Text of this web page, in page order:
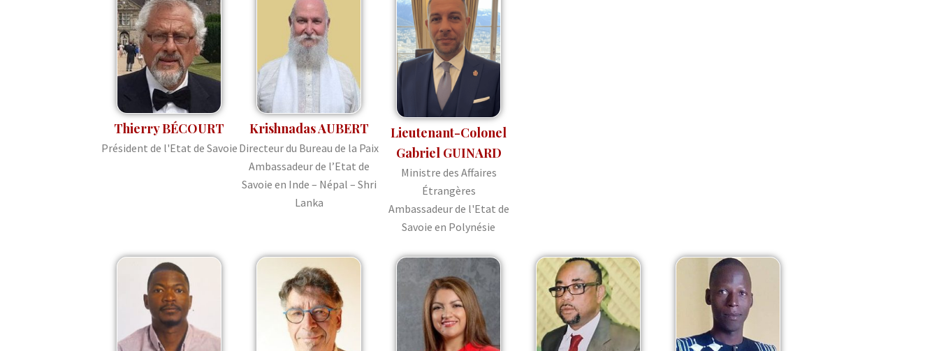
Thierry BÉCOURT
Président de l'Etat de Savoie
Krishnadas AUBERT
Directeur du Bureau de la Paix
Ambassadeur de l’Etat de
Savoie en Inde – Népal – Shri
Lanka
Lieutenant-Colonel
Gabriel GUINARD
Ministre des Affaires
Étrangères
Ambassadeur de l'Etat de
Savoie en Polynésie